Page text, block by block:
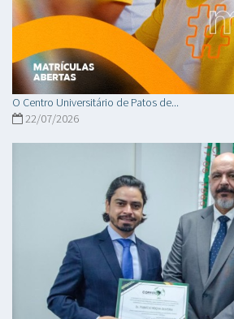
O Centro Universitário de Patos de...
22/07/2026